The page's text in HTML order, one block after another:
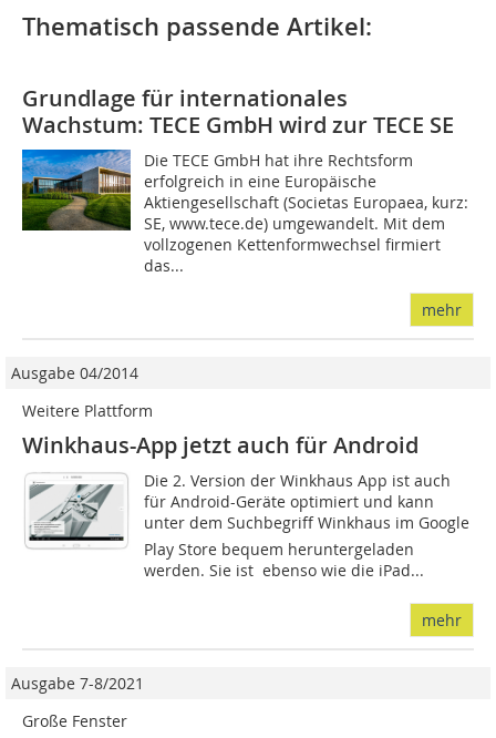
Thematisch passende Artikel:
Grundlage für internationales
Wachstum: TECE GmbH wird zur TECE SE
Die TECE GmbH hat ihre Rechtsform
erfolgreich in eine Europäische
Aktiengesellschaft (Societas Europaea, kurz:
SE, www.tece.de) umgewandelt. Mit dem
vollzogenen Kettenformwechsel firmiert
das...
mehr
Ausgabe 04/2014
Weitere Plattform
Winkhaus-App jetzt auch für Android
Die 2. Version der Winkhaus App ist auch
für Android-Geräte optimiert und kann
unter dem Suchbegriff Winkhaus im Google
Play Store bequem heruntergeladen
werden. Sie ist  ebenso wie die iPad...
mehr
Ausgabe 7-8/2021
Große Fenster